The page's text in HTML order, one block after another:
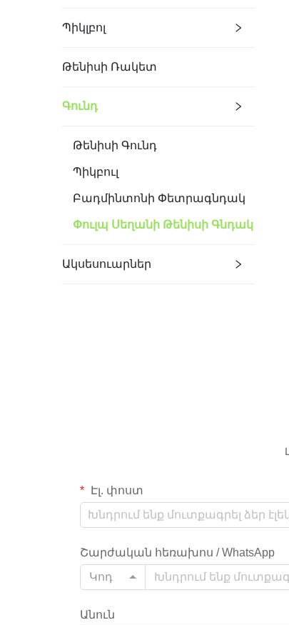
Պիկլբոլ
Թենիսի Ռակետ
Գունդ
Թենիսի Գունդ
Պիկբուլ
Բադմինտոնի Փետրագնդակ
Փուլպ Սեղանի Թենիսի Գնդակ
Ակսեսուարներ
Էլ. փոստ
Շարժական հեռախոս / WhatsApp
Կոդ
Անուն